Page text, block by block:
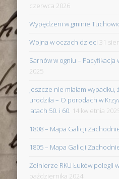
czerwca 2026
Wypędzeni w gminie
Wojna w oczach dzieci 31
Sarnów w ogniu – Pacyfikacja
2025
Jeszcze nie miałam
urodziła – O porodach w
latach 50. i 60. 14 kwietnia
1808 – Mapa Galicji
1805 – Mapa Galicji
Żołnierze RKU Łuków polegli
października 2024